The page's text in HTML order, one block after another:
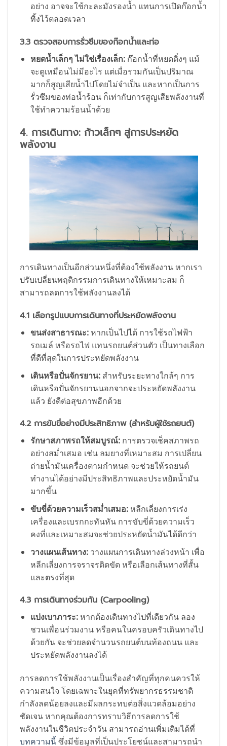
อย่าง อาจจะใช้กะละมังรองน้ำ แทนการเปิดก๊อกน้ำ
ทิ้งไว้ตลอดเวลา
3.3 ตรวจสอบการรั่วซึมของก๊อกน้ำและท่อ
หยดน้ำเล็กๆ ไม่ใช่เรื่องเล็ก:ก๊อกน้ำที่หยดติ๋งๆ แม้
จะดูเหมือนไม่มีอะไร แต่เมื่อรวมกันเป็นปริมาณ
มากก็สูญเสียน้ำไปโดยไม่จำเป็น และหากเป็นการ
รั่วซึมของท่อน้ำร้อน ก็เท่ากับการสูญเสียพลังงานที่
ใช้ทำความร้อนน้ำด้วย
4. การเดินทาง: ก้าวเล็กๆ สู่การประหยัด
พลังงาน
การเดินทางเป็นอีกส่วนหนึ่งที่ต้องใช้พลังงาน หากเรา
ปรับเปลี่ยนพฤติกรรมการเดินทางให้เหมาะสม ก็
สามารถลดการใช้พลังงานลงได้
4.1 เลือกรูปแบบการเดินทางที่ประหยัดพลังงาน
ขนส่งสาธารณะ:หากเป็นไปได้ การใช้รถไฟฟ้า
รถเมล์ หรือรถไฟ แทนรถยนต์ส่วนตัว เป็นทางเลือก
ที่ดีที่สุดในการประหยัดพลังงาน
เดินหรือปั่นจักรยาน:สำหรับระยะทางใกล้ๆ การ
เดินหรือปั่นจักรยานนอกจากจะประหยัดพลังงาน
แล้ว ยังดีต่อสุขภาพอีกด้วย
4.2 การขับขี่อย่างมีประสิทธิภาพ (สำหรับผู้ใช้รถยนต์)
รักษาสภาพรถให้สมบูรณ์:การตรวจเช็คสภาพรถ
อย่างสม่ำเสมอ เช่น ลมยางที่เหมาะสม การเปลี่ยน
ถ่ายน้ำมันเครื่องตามกำหนด จะช่วยให้รถยนต์
ทำงานได้อย่างมีประสิทธิภาพและประหยัดน้ำมัน
มากขึ้น
ขับขี่ด้วยความเร็วสม่ำเสมอ:หลีกเลี่ยงการเร่ง
เครื่องและเบรกกะทันหัน การขับขี่ด้วยความเร็ว
คงที่และเหมาะสมจะช่วยประหยัดน้ำมันได้ดีกว่า
วางแผนเส้นทาง:วางแผนการเดินทางล่วงหน้า เพื่อ
หลีกเลี่ยงการจราจรติดขัด หรือเลือกเส้นทางที่สั้น
และตรงที่สุด
4.3 การเดินทางร่วมกัน (Carpooling)
แบ่งเบาภาระ:หากต้องเดินทางไปที่เดียวกัน ลอง
ชวนเพื่อนร่วมงาน หรือคนในครอบครัวเดินทางไป
ด้วยกัน จะช่วยลดจำนวนรถยนต์บนท้องถนน และ
ประหยัดพลังงานลงได้
การลดการใช้พลังงานเป็นเรื่องสำคัญที่ทุกคนควรให้
ความสนใจ โดยเฉพาะในยุคที่ทรัพยากรธรรมชาติ
กำลังลดน้อยลงและมีผลกระทบต่อสิ่งแวดล้อมอย่าง
ชัดเจน หากคุณต้องการทราบวิธีการลดการใช้
พลังงานในชีวิตประจำวัน สามารถอ่านเพิ่มเติมได้ที่
บทความนี้ซึ่งมีข้อมูลที่เป็นประโยชน์และสามารถนำ